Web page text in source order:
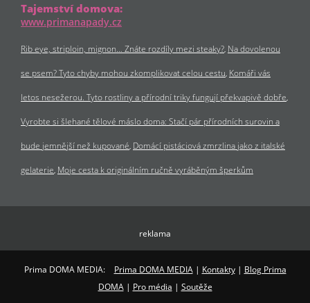
Tajemství domova:
www.primanapady.cz
Rib eye, striploin, mignon… Znáte rozdíly mezi steaky? Na dovolenou
se psem? Tyto chyby mohou zkomplikovat celou cestu Komáři vás
letos nesežerou. Tyto rostliny a přírodní triky fungují překvapivě dobře
Vyrobte si šlehané tělové máslo doma: Stačí pár přírodních surovin a
bude jemnější než kupované Domácí pistáciová zmrzlina jako z italské
gelaterie Moje cesta k originálním ručně vyráběným šperkům
reklama
Prima DOMA MEDIA: Prima DOMA MEDIA| Kontakty| Blog Prima
DOMA| Pro média | Soutěže